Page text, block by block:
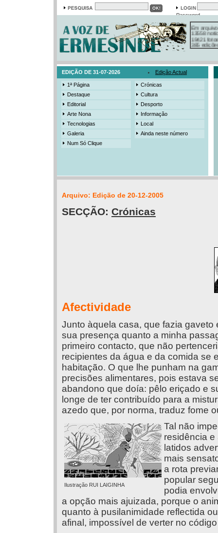
Password
Em arquivo
13558
19421
385
3206
EDIÇÃO DE 31-07-2026 Edição Actual
1ª Página
Destaque
Editorial
Arte Nona
Tecnologias
Galeria
Num Só Clique
Crónicas
Cultura
Desporto
Informação
Local
Ainda neste número
Arquivo: Edição de 20-12-2005
SECÇÃO: Crónicas
Afectividade
Junto àquela casa, que fazia
sua presença quanto a minha
primeiro contacto, que não
recipientes da água e da comida se
habitação. O que lhe punham na
precisões alimentares, pois estava
abandono que doía: pêlo eriçado e
longe de ter contribuído para a
azedo que, por norma, traduz fome
Ilustração RUI LAIGINHA
Tal não
residência
latidos
mais
a rota
popular
podia
a opção mais ajuizada, porque o
quanto à pusilanimidade reflectida
afinal, impossível de verter no